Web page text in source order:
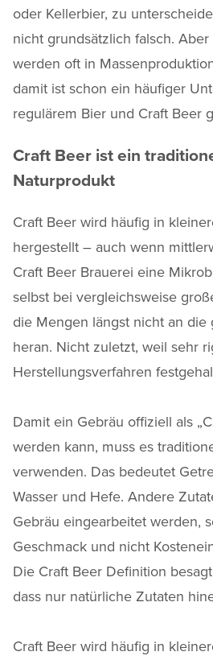
oder Kellerbier, zu
nicht grundsätzlich falsch.
werden oft in
damit ist schon ein häufiger
regulärem Bier und Craft Beer
Craft Beer ist ein
Naturprodukt
Craft Beer wird häufig in
hergestellt – auch wenn
Craft Beer Brauerei eine
selbst bei vergleichsweise
die Mengen längst nicht an die
heran. Nicht zuletzt, weil sehr
Herstellungsverfahren
Damit ein Gebräu offiziell als
werden kann, muss es
verwenden. Das bedeutet
Wasser und Hefe. Andere
Gebräu eingearbeitet werden,
Geschmack und nicht
Die Craft Beer Definition
dass nur natürliche Zutaten
Craft Beer wird häufig in